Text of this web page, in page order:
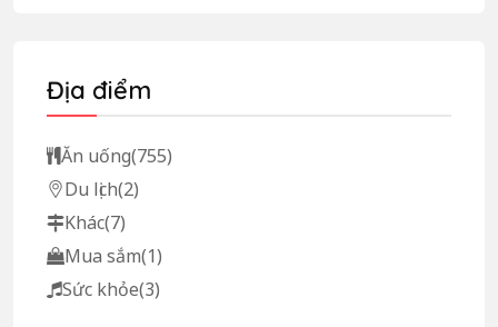
Địa điểm
Ăn uống(755)
Du lịch(2)
Khác(7)
Mua sắm(1)
Sức khỏe(3)